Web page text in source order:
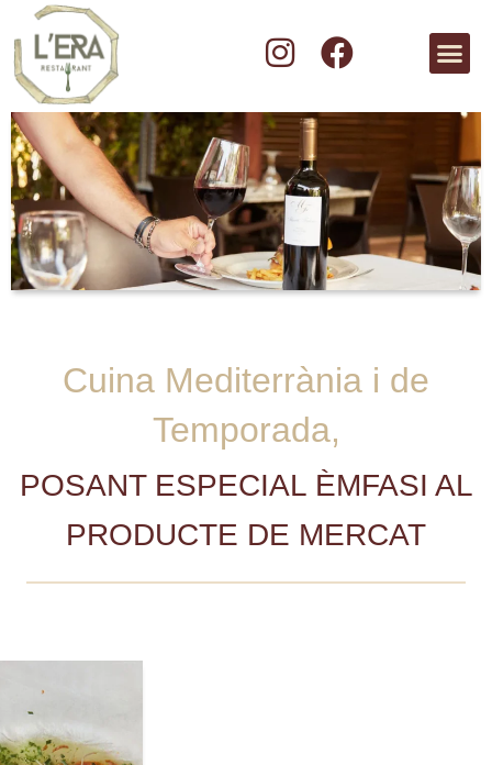
Cuina Mediterrània i de
Temporada,
POSANT ESPECIAL ÈMFASI AL
PRODUCTE DE MERCAT